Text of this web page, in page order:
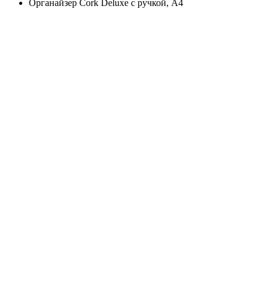
Органайзер Cork Deluxe с ручкой, А4